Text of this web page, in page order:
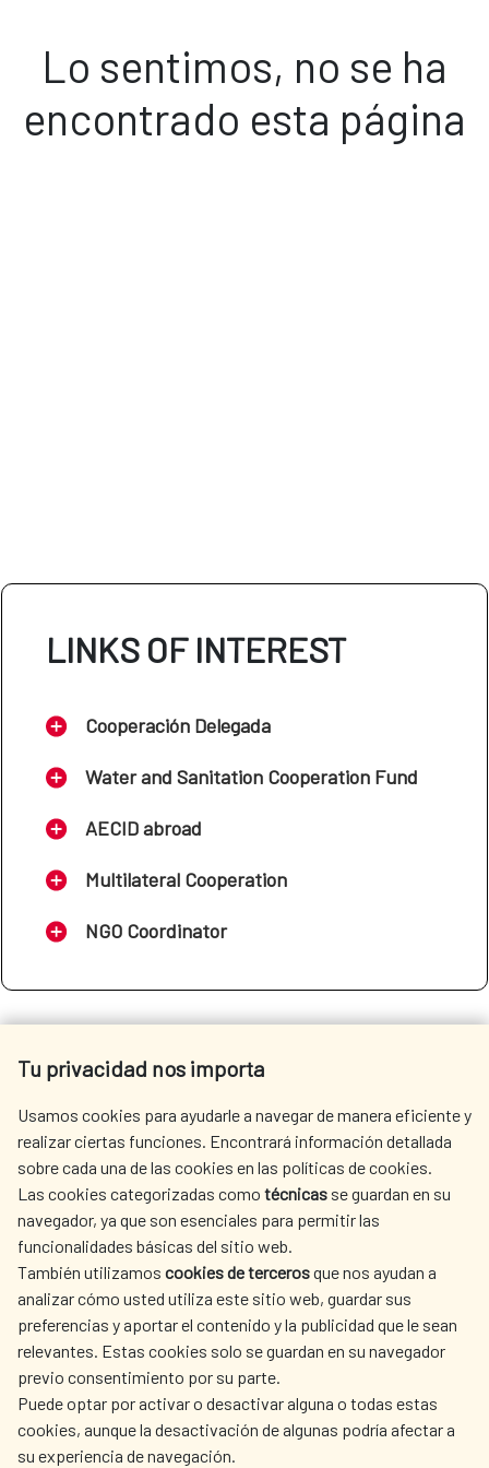
Lo sentimos, no se ha
encontrado esta página
LINKS OF INTEREST
Cooperación Delegada
Water and Sanitation Cooperation Fund
AECID abroad
Multilateral Cooperation
NGO Coordinator
SEE MORE SITES OF INTEREST
SEDE ELECTRÓNICA
Fecha de modificación de la página: 15/06/2026
Tu privacidad nos importa
Usamos cookies para ayudarle a navegar de manera eficiente y
realizar ciertas funciones. Encontrará información detallada
sobre cada una de las cookies en las políticas de cookies.
Las cookies categorizadas como técnicas se guardan en su
navegador, ya que son esenciales para permitir las
funcionalidades básicas del sitio web.
También utilizamos cookies de tercerosque nos ayudan a
analizar cómo usted utiliza este sitio web, guardar sus
preferencias y aportar el contenido y la publicidad que le sean
relevantes. Estas cookies solo se guardan en su navegador
previo consentimiento por su parte.
Puede optar por activar o desactivar alguna o todas estas
cookies, aunque la desactivación de algunas podría afectar a
su experiencia de navegación.